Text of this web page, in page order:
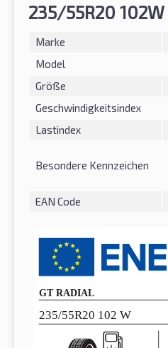
235/55R20 102W
Marke
Model
Größe
Geschwindigkeitsindex
Lastindex
Besondere Kennzeichen
EAN Code